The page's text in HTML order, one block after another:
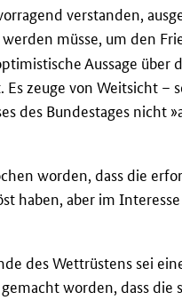
verstanden,
müsse, um den
Aussage über
zeuge von Weitsicht –
des Bundestages nicht
worden, dass die
haben, aber im
des Wettrüstens sei
worden, dass die